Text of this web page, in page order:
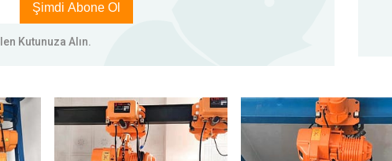
Şimdi Abone Ol
Kutunuza Alın.